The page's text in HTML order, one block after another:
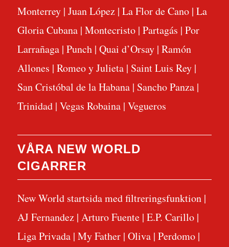
Monterrey| Juan López| La Flor de Cano| La
Gloria Cubana| Montecristo| Partagás | Por
Larrañaga| Punch| Quai d’Orsay| Ramón
Allones | Romeo y Julieta| Saint Luis Rey|
San Cristóbal de la Habana| Sancho Panza|
Trinidad| Vegas Robaina| Vegueros
VÅRA NEW WORLD
CIGARRER
New World startsida med filtreringsfunktion|
AJ Fernandez| Arturo Fuente| E.P. Carillo|
Liga Privada| My Father| Oliva| Perdomo|